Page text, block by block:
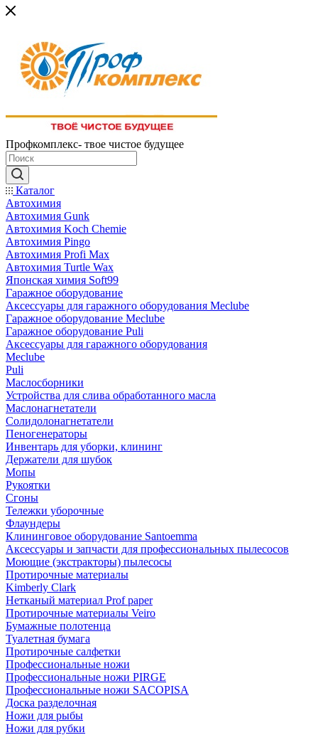
Профкомплекс- твое чистое будущее
Каталог
Автохимия
Автохимия Gunk
Автохимия Koch Chemie
Автохимия Pingo
Автохимия Profi Max
Автохимия Turtle Wax
Японская химия Soft99
Гаражное оборудование
Аксессуары для гаражного оборудования Meclube
Гаражное оборудование Meclube
Гаражное оборудование Puli
Аксессуары для гаражного оборудования
Meclube
Puli
Маслосборники
Устройства для слива обработанного масла
Маслонагнетатели
Солидолонагнетатели
Пеногенераторы
Инвентарь для уборки, клининг
Держатели для шубок
Мопы
Рукоятки
Сгоны
Тележки уборочные
Флаундеры
Клининговое оборудование Santoemma
Аксессуары и запчасти для профессиональных пылесосов
Моющие (экстракторы) пылесосы
Протирочные материалы
Kimberly Clark
Нетканый материал Prof paper
Протирочные материалы Veiro
Бумажные полотенца
Туалетная бумага
Протирочные салфетки
Профессиональные ножи
Профессиональные ножи PIRGE
Профессиональные ножи SACOPISA
Доска разделочная
Ножи для рыбы
Ножи для рубки